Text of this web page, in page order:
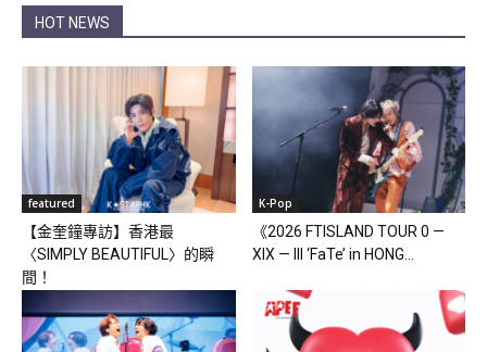
HOT NEWS
featured
【金奎鐘專訪】香港最
〈SIMPLY BEAUTIFUL〉的瞬
間！
K-Pop
《2026 FTISLAND TOUR 0 —
XIX — III ‘FaTe’ in HONG...